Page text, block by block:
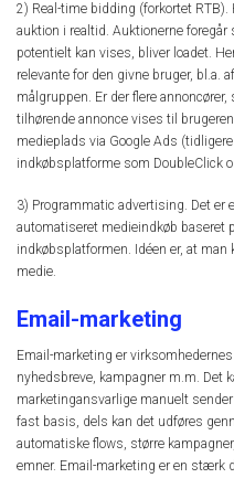
2) Real-time bidding (forkortet RTB).
auktion i realtid. Auktionerne
potentielt kan vises, bliver loadet.
relevante for den givne bruger, bl.a.
målgruppen. Er der flere
tilhørende annonce vises til
medieplads via Google Ads
indkøbsplatforme som DoubleClick
3) Programmatic advertising. Det
automatiseret medieindkøb baseret
indkøbsplatformen. Idéen er, at
medie.
Email-marketing
Email-marketing er
nyhedsbreve, kampagner m.m. Det
marketingansvarlige manuelt
fast basis, dels kan det udføres
automatiske flows, større
emner. Email-marketing er en stærk